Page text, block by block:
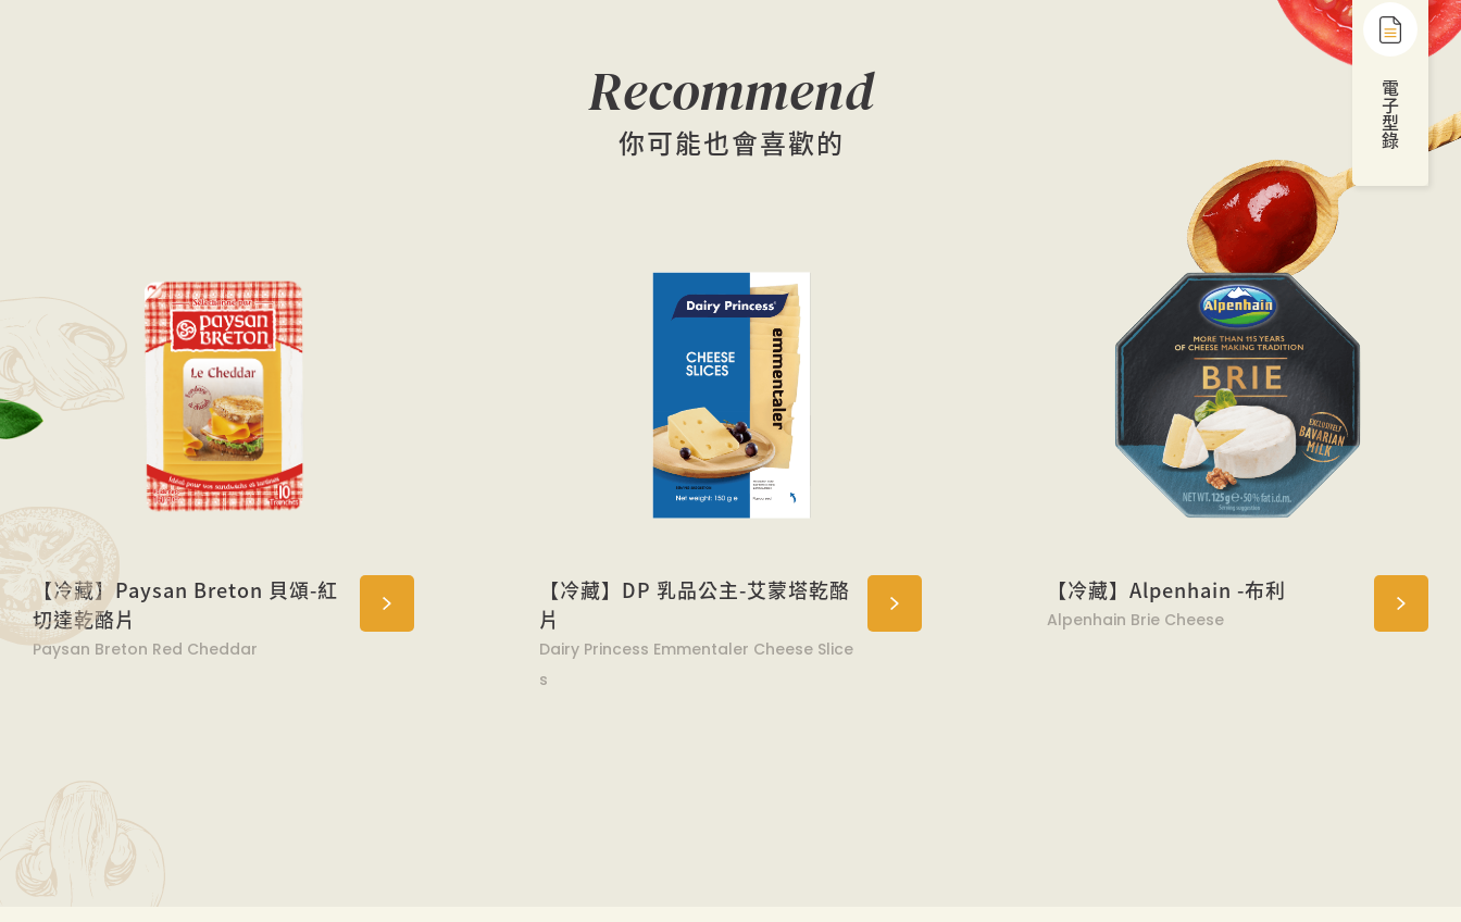
Recommend
你可能也會喜歡的
【冷藏】Paysan Breton 貝頌-紅
切達乾酪片
Paysan Breton Red Cheddar
【冷藏】DP 乳品公主-艾蒙塔乾酪
片
Dairy Princess Emmentaler Cheese Slice
s
【冷藏】Alpenhain -布利
Alpenhain Brie Cheese
電
子
型
錄